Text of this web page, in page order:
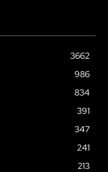
3662
986
834
391
347
241
213